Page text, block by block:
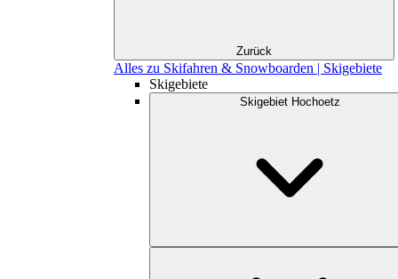
Zurück
Alles zu Skifahren & Snowboarden | Skigebiete
Skigebiete
Skigebiet Hochoetz